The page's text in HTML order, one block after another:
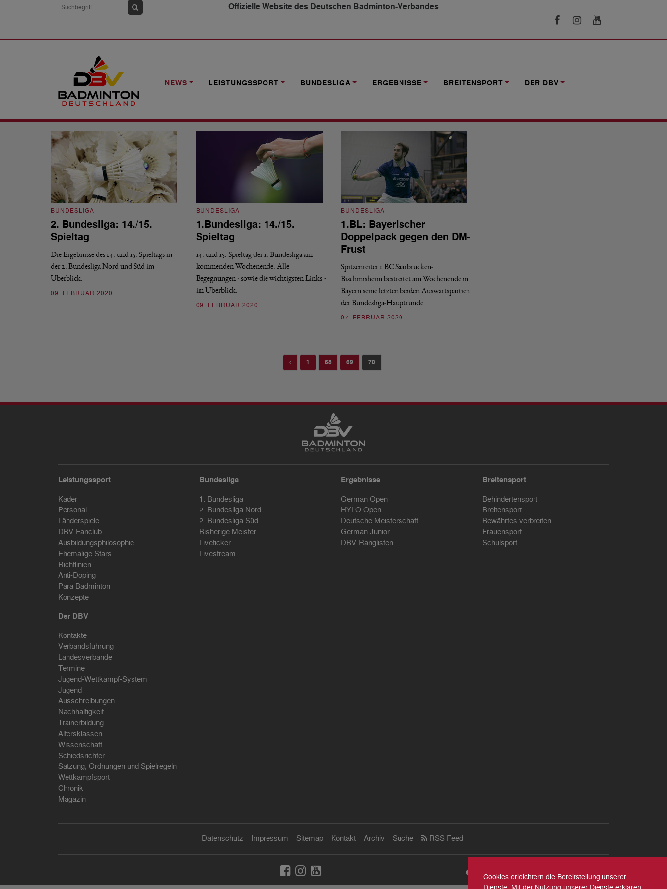
Offizielle Website des Deutschen Badminton-Verbandes
NEWS LEISTUNGSSPORT BUNDESLIGA ERGEBNISSE BREITENSPORT DER DBV
NEWS
Bundesliga
BUNDESLIGA
2. Bundesliga: 14./15.
Spieltag
Die Ergebnisse des 14. und 15. Spieltags in
der 2. Bundesliga Nord und Süd im
Überblick.
09. FEBRUAR 2020
BUNDESLIGA
1.Bundesliga: 14./15.
Spieltag
14. und 15. Spieltag der 1. Bundesliga am
kommenden Wochenende. Alle
Begegnungen - sowie die wichtigsten Links -
im Überblick.
09. FEBRUAR 2020
BUNDESLIGA
1.BL: Bayerischer
Doppelpack gegen den DM-
Frust
Spitzenreiter 1.BC Saarbrücken-
Bischmisheim bestreitet am Wochenende in
Bayern seine letzten beiden Auswärtspartien
der Bundesliga-Hauptrunde
07. FEBRUAR 2020
Previous
1 68 69 70
Leistungssport
Kader
Personal
Länderspiele
DBV-Fanclub
Ausbildungsphilosophie
Ehemalige Stars
Richtlinien
Anti-Doping
Para Badminton
Konzepte
Bundesliga
1. Bundesliga
2. Bundesliga Nord
2. Bundesliga Süd
Bisherige Meister
Liveticker
Livestream
Ergebnisse
German Open
HYLO Open
Deutsche Meisterschaft
German Junior
DBV-Ranglisten
Breitensport
Behindertensport
Breitensport
Bewährtes verbreiten
Frauensport
Schulsport
Der DBV
Kontakte
Verbandsführung
Landesverbände
Termine
Jugend-Wettkampf-System
Jugend
Ausschreibungen
Nachhaltigkeit
Trainerbildung
Altersklassen
Wissenschaft
Schiedsrichter
Satzung, Ordnungen und Spielregeln
Wettkampfsport
Chronik
Magazin
Datenschutz Impressum Sitemap Kontakt Archiv Suche RSS Feed
Cookies erleichtern die Bereitstellung unserer
Dienste. Mit der Nutzung unserer Dienste erklären